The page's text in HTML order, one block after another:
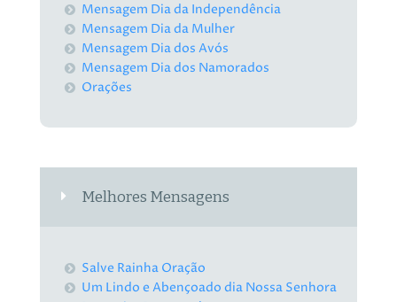
Mensagem Dia da Independência
Mensagem Dia da Mulher
Mensagem Dia dos Avós
Mensagem Dia dos Namorados
Orações
Melhores Mensagens
Salve Rainha Oração
Um Lindo e Abençoado dia Nossa Senhora